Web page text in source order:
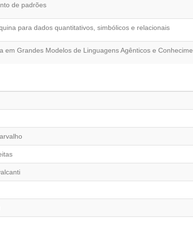
de padrões
para dados quantitativos, simbólicos e relacionais
em Grandes Modelos de Linguagens Agênticos e